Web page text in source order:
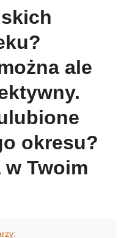
ale
okresu?
Twoim